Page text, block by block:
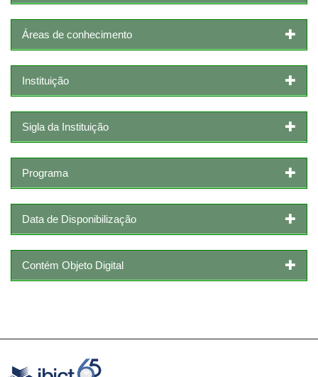
Áreas de conhecimento
Instituição
Sigla da Instituição
Programa
Data de Disponibilização
Contém Objeto Digital